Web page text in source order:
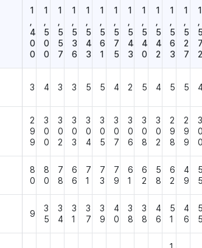
1
4
0
0
1
5
0
0
1
5
5
7
1
5
3
6
1
5
4
3
1
5
6
1
1
5
7
5
1
5
4
3
1
5
4
0
1
5
4
2
1
5
6
3
1
5
2
7
1
7
2
3 4 3 3 5 5 4 2 5 4 5 5 4
2
9
9
3
0
0
3
0
2
3
0
3
3
0
4
3
0
5
3
0
7
3
0
6
3
0
8
3
0
2
2
9
8
2
9
9
3
0
0
8
0
8
0
7
8
6
6
7
1
7
3
7
9
6
1
6
2
5
8
6
2
4
9
5
5
9
3
5
3
4
3
1
3
7
3
9
4
0
3
8
3
8
4
6
5
1
4
6
5
5